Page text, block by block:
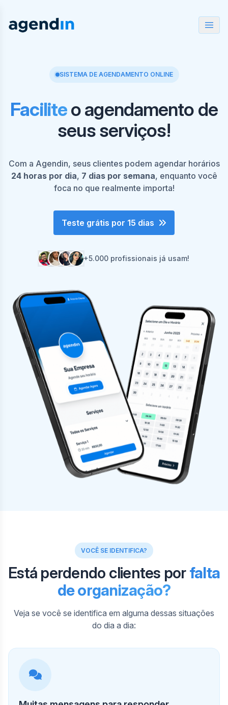
SISTEMA DE AGENDAMENTO ONLINE
Faciliteo agendamento de
seus serviços!
Com a Agendin, seus clientes podem agendar horários
24 horas por dia, 7 dias por semana, enquanto você
foca no que realmente importa!
Teste grátis por 15 dias
+5.000 profissionais já usam!
VOCÊ SE IDENTIFICA?
Está perdendo clientes porfalta
de organização?
Veja se você se identifica em alguma dessas situações
do dia a dia: